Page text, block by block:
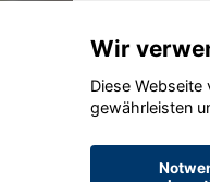
Wir
Diese
gewährleisten